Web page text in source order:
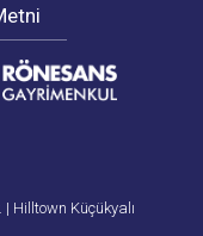
Hilltown Küçükyalı